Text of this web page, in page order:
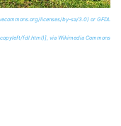
licenses/by-sa/3.0) or GFDL
fdl.html)], via Wikimedia Commons